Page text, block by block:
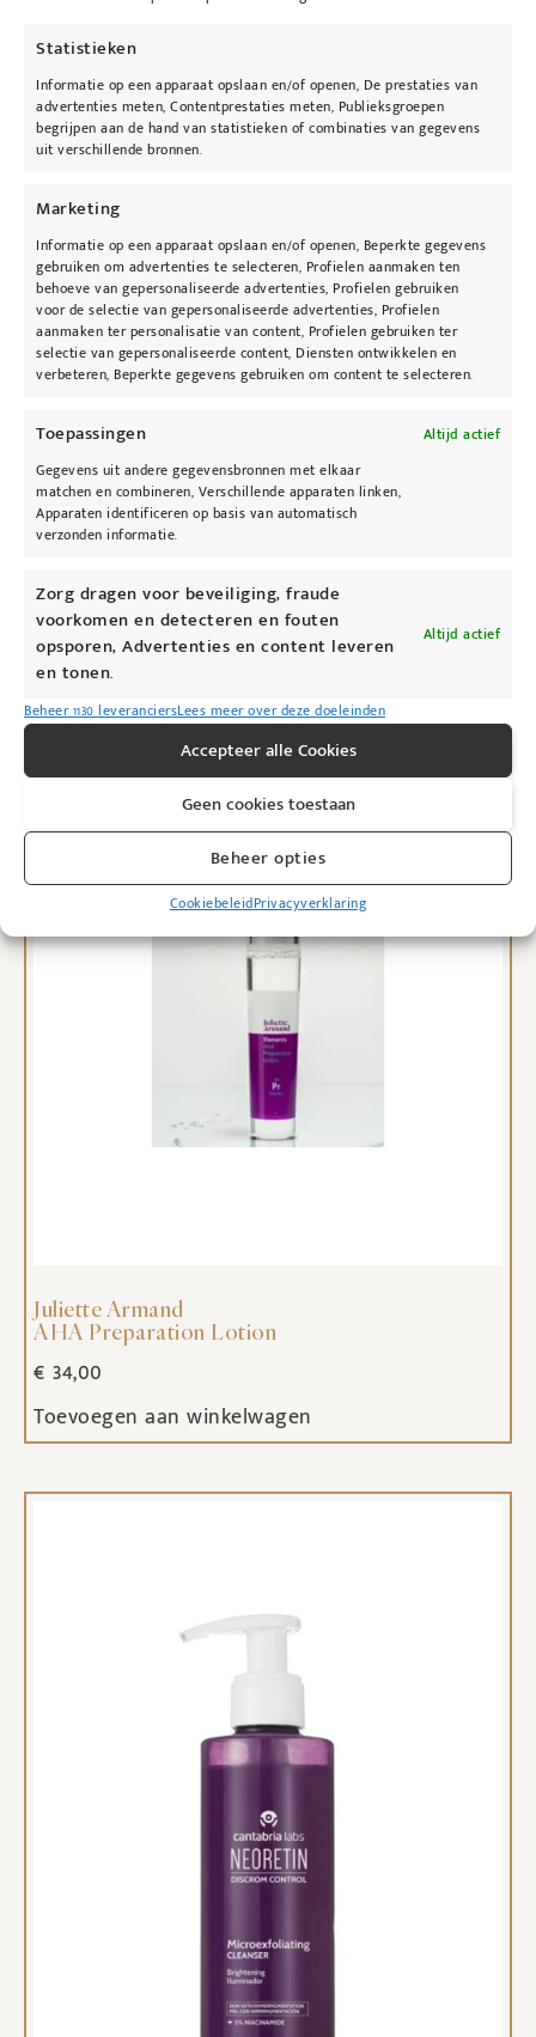
Statistieken
Informatie op een apparaat opslaan en/of openen, De prestaties van
advertenties meten, Contentprestaties meten, Publieksgroepen
begrijpen aan de hand van statistieken of combinaties van gegevens
uit verschillende bronnen.
Marketing
Informatie op een apparaat opslaan en/of openen, Beperkte gegevens
gebruiken om advertenties te selecteren, Profielen aanmaken ten
behoeve van gepersonaliseerde advertenties, Profielen gebruiken
voor de selectie van gepersonaliseerde advertenties, Profielen
aanmaken ter personalisatie van content, Profielen gebruiken ter
selectie van gepersonaliseerde content, Diensten ontwikkelen en
verbeteren, Beperkte gegevens gebruiken om content te selecteren.
Toepassingen
Altijd actief
Gegevens uit andere gegevensbronnen met elkaar
matchen en combineren, Verschillende apparaten linken,
Apparaten identificeren op basis van automatisch
verzonden informatie.
Zorg dragen voor beveiliging, fraude
voorkomen en detecteren en fouten
opsporen, Advertenties en content leveren
en tonen.
Altijd actief
Beheer 1130 leveranciersLees meer over deze doeleinden
Accepteer alle Cookies
Geen cookies toestaan
Beheer opties
CookiebeleidPrivacyverklaring
Hydrinity Restorative HA serum
€150,00
Toevoegen aan winkelwagen
Juliette Armand
AHA Preparation Lotion
€ 34,00
Toevoegen aan winkelwagen